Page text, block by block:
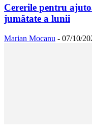
Cererile pentru
jumătate a lunii
Marian Mocanu - 07/10/